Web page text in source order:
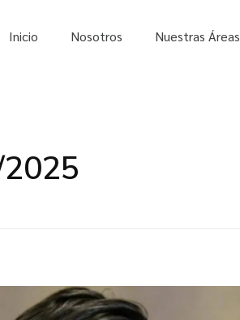
Inicio Nosotros Nuestras Áreas